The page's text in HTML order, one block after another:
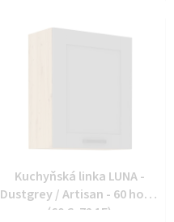
Kuchyňská linka LUNA -
Dustgrey / Artisan - 60 horní
(60 G-72 1F)